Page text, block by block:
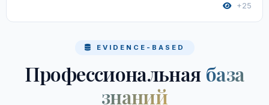
+25
EVIDENCE-BASED
Профессиональная база
знаний